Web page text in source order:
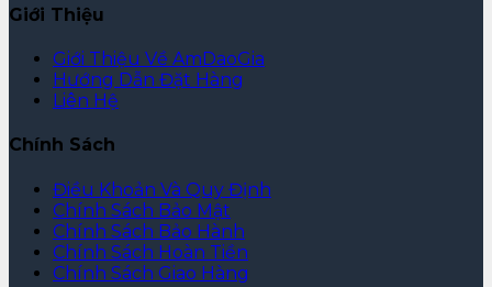
Giới Thiệu
Giới Thiệu Về AmDaoGia
Hướng Dẫn Đặt Hàng
Liên Hệ
Chính Sách
Điều Khoản Và Quy Định
Chính Sách Bảo Mật
Chính Sách Bảo Hành
Chính Sách Hoàn Tiền
Chính Sách Giao Hàng